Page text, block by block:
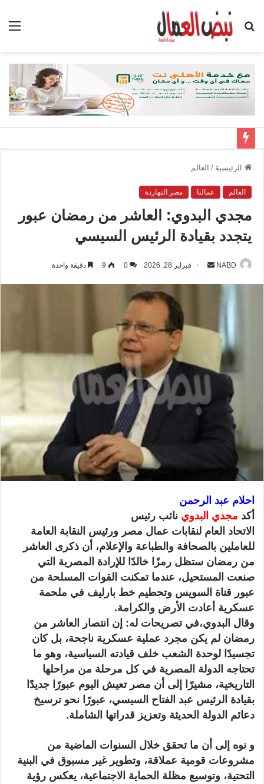
بحث
الرئيسية / العالم
العالم عمالنا مصر النهاردة
مجدي البدوي: العاشر من رمضان عبور
يتجدد بقيادة الرئيس السيسي
NABD
ل
ا
فبراير 28, 2026 0
9 دقيقة واحدة
احلام عبد الرحمن
أكد مجدي البدوي نائب رئيس
الاتحاد العام لنقابات عمال مصر ورئيس النقابة العامة
للعاملين بالصحافة والطباعة والإعلام، أن ذكرى العاشر
من رمضان ستظل رمزًا خالدًا للإرادة المصرية التي
صنعت المستحيل، عندما تمكنت القوات المسلحة من
عبور قناة السويس وتحطيم خط بارليف في ملحمة
عسكرية أعادت الأرض والكرامة.
وقال البدوي،في تصريحات له: إن انتصار العاشر من
رمضان لم يكن مجرد عملية عسكرية ناجحة، بل كان
تجسيدًا لوحدة الشعب خلف قيادته السياسية، وهو ما
تحتاجه الدولة المصرية في كل مرحلة من مراحلها
التاريخية، مشيرًا إلى أن مصر تعيش اليوم عبورًا جديدًا
بقيادة الرئيس عبد الفتاح السيسي، عبورًا نحو ترسيخ
دعائم الدولة الحديثة وتعزيز قدراتها الشاملة.
و نوه إلى أن ما تحقق خلال السنوات الماضية من
مشروعات قومية عملاقة، وتطوير غير مسبوق في البنية
التحتية، وتوسيع مظلة الحماية الاجتماعية، يعكس رؤية